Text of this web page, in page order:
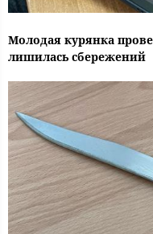
Молодая курянка
лишилась сбережений